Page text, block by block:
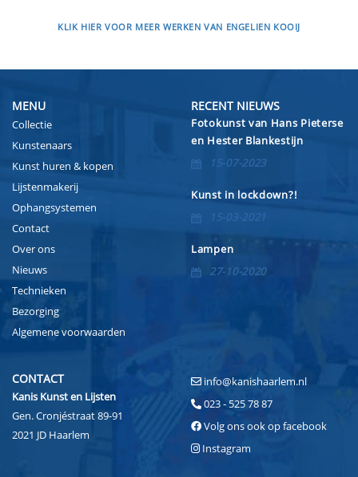
KLIK HIER VOOR MEER WERKEN VAN ENGELIEN KOOIJ
MENU
Collectie
Kunstenaars
Kunst huren & kopen
Lijstenmakerij
Ophangsystemen
Contact
Over ons
Nieuws
Technieken
Bezorging
Algemene voorwaarden
RECENT NIEUWS
Fotokunst van Hans Pieterse
en Hester Blankestijn
15-07-2023
Kunst in lockdown?!
15-03-2021
Lampen
27-10-2020
CONTACT
Kanis Kunst en Lijsten
Gen. Cronjéstraat 89-91
2021 JD Haarlem
info@kanishaarlem.nl
023 - 525 78 87
Volg ons ook op facebook
Instagram